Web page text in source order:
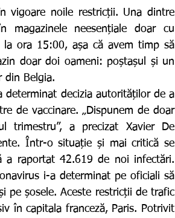
magazinele neesențiale doar cu
la ora 15:00, așa că avem timp să
doar doi oameni: poștașul și un
din Belgia.
de vaccinare. „Dispunem de doar
trimestru”, a precizat Xavier De
Într-o situație și mai critică se
a raportat 42.619 de noi infectări.
i-a determinat pe oficiali să
pe șosele. Aceste restricții de trafic
în capitala franceză, Paris. Potrivit